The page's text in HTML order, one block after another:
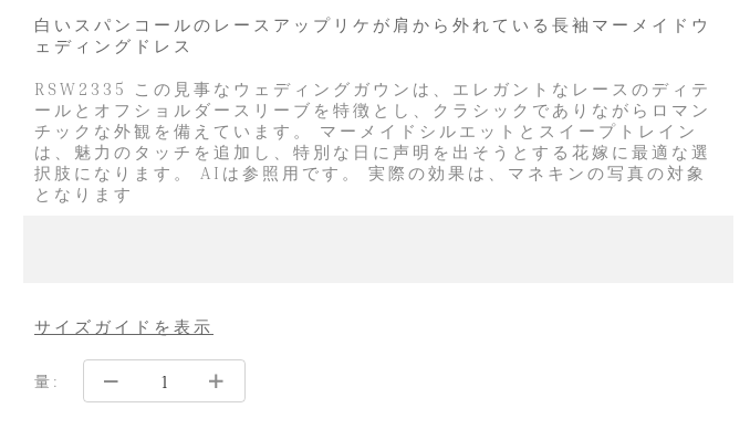
白いスパンコールのレースアップリケが肩から外れている長袖マーメイドウ
ェディングドレス
RSW2335 この見事なウェディングガウンは、エレガントなレースのディテ
ールとオフショルダースリーブを特徴とし、クラシックでありながらロマン
チックな外観を備えています。 マーメイドシルエットとスイープトレイン
は、魅力のタッチを追加し、特別な日に声明を出そうとする花嫁に最適な選
択肢になります。 AIは参照用です。 実際の効果は、マネキンの写真の対象
となります
量:
サイズガイドを表示